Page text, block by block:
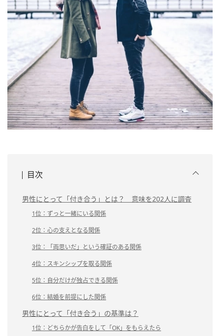
目次
男性にとって「付き合う」とは？ 意味を202人に調査
1位：ずっと一緒にいる関係
2位：心の支えとなる関係
3位：「両思いだ」という確証のある関係
4位：スキンシップを取る関係
5位：自分だけが独占できる関係
6位：結婚を前提にした関係
男性にとって「付き合う」の基準は？
1位：どちらかが告白をして「OK」をもらえたら